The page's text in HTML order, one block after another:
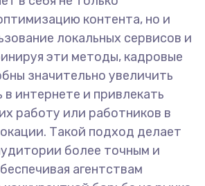
контента, но и
локальных сервисов и
эти методы, кадровые
значительно увеличить
интернете и привлекать
работу или работников в
Такой подход делает
более точным и
агентствам